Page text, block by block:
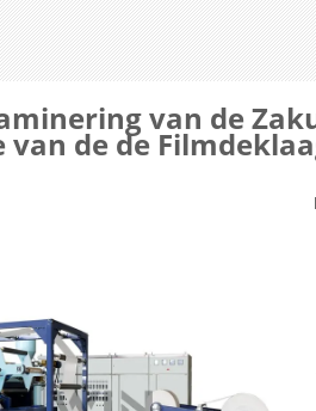
van de
de de